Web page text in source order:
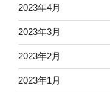
2023年4月
2023年3月
2023年2月
2023年1月